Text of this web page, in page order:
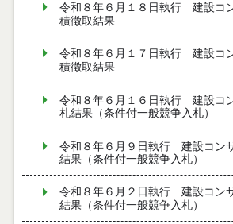
令和８年６月１８日執行 建設コ
積徴取結果
令和８年６月１７日執行 建設コ
積徴取結果
令和８年６月１６日執行 建設コ
札結果（条件付一般競争入札）
令和８年６月９日執行 建設コン
結果（条件付一般競争入札）
令和８年６月２日執行 建設コン
結果（条件付一般競争入札）